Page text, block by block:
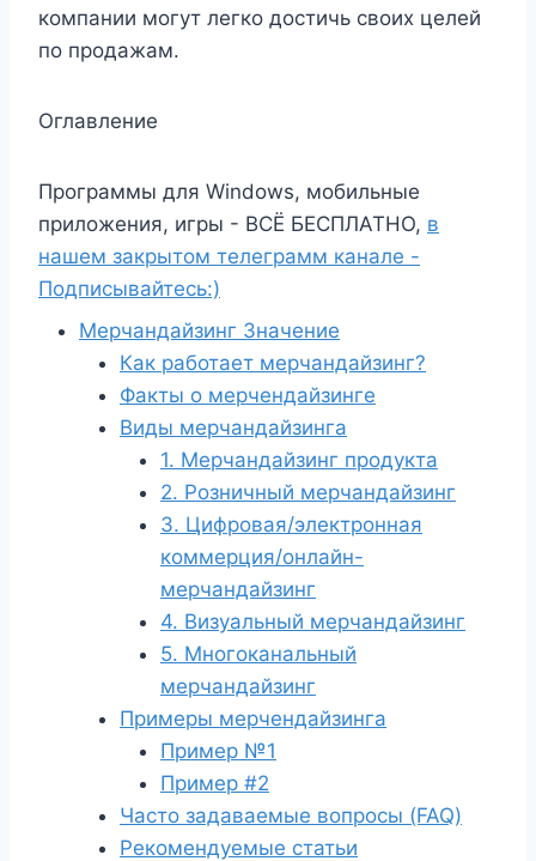
компании могут легко достичь своих целей
по продажам.
Оглавление
Программы для Windows, мобильные
приложения, игры - ВСЁ БЕСПЛАТНО, в
нашем закрытом телеграмм канале -
Подписывайтесь:)
Мерчандайзинг Значение
Как работает мерчандайзинг?
Факты о мерчендайзинге
Виды мерчандайзинга
1. Мерчандайзинг продукта
2. Розничный мерчандайзинг
3. Цифровая/электронная
коммерция/онлайн-
мерчандайзинг
4. Визуальный мерчандайзинг
5. Многоканальный
мерчандайзинг
Примеры мерчендайзинга
Пример №1
Пример #2
Часто задаваемые вопросы (FAQ)
Рекомендуемые статьи